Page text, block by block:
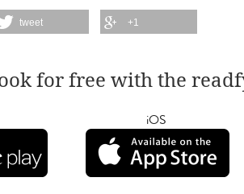
tweet +1
for free with the
iOS